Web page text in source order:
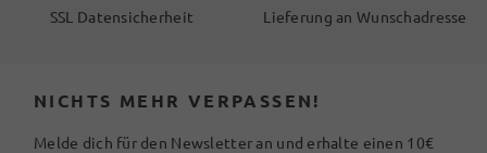
SSL Datensicherheit Lieferung an Wunschadresse
NICHTS MEHR VERPASSEN!
Melde dich für den Newsletter an und erhalte einen 10€